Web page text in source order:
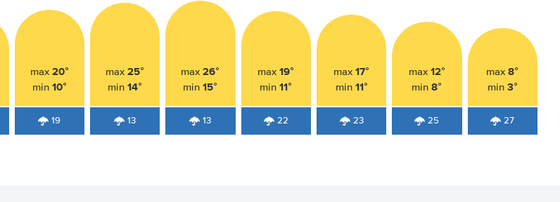
max 20°
min 10°
19
max25°
min14°
13
max26°
min15°
13
max19°
min11°
22
max17°
min 11°
23
max 12°
min8°
25
max8°
min 3°
27